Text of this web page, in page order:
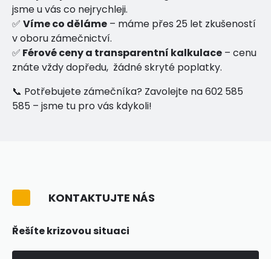
jsme u vás co nejrychleji.
✅ Víme co děláme – máme přes 25 let zkušeností
v oboru zámečnictví.
✅ Férové ceny a transparentní kalkulace – cenu
znáte vždy dopředu, žádné skryté poplatky.
📞 Potřebujete zámečníka? Zavolejte na 602 585
585 – jsme tu pro vás kdykoli!
KONTAKTUJTE NÁS
Řešíte krizovou situaci